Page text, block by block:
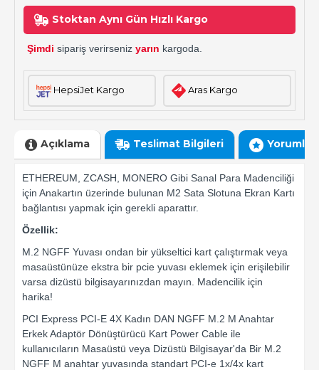
Stoktan Aynı Gün Hızlı Kargo
Şimdi sipariş verirseniz yarın kargoda.
HepsiJet Kargo Aras Kargo
Açıklama Teslimat Bilgileri Yorumlar
ETHEREUM, ZCASH, MONERO Gibi Sanal Para Madenciliği
için Anakartın üzerinde bulunan M2 Sata Slotuna Ekran Kartı
bağlantısı yapmak için gerekli aparattır.
Özellik:
M.2 NGFF Yuvası ondan bir yükseltici kart çalıştırmak veya
masaüstünüze ekstra bir pcie yuvası eklemek için erişilebilir
varsa dizüstü bilgisayarınızdan mayın. Madencilik için
harika!
PCI Express PCI-E 4X Kadın DAN NGFF M.2 M Anahtar
Erkek Adaptör Dönüştürücü Kart Power Cable ile
kullanıcıların Masaüstü veya Dizüstü Bilgisayar'da Bir M.2
NGFF M anahtar yuvasında standart PCI-e 1x/4x kart